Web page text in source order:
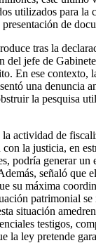
utilizados para la
de
tras la
del jefe de
En ese contexto,
una denuncia
la pesquisa
actividad de
la justicia, en
podría generar
señaló que
su máxima
patrimonial se
situación
testigos,
la ley pretende